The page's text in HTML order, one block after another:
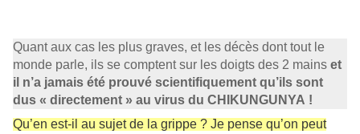
Quant aux cas les plus graves, et les décès dont tout le
monde parle, ils se comptent sur les doigts des 2 mains et
il n’a jamais été prouvé scientifiquement qu’ils sont
dus « directement » au virus du CHIKUNGUNYA !
Qu’en est-il au sujet de la grippe ? Je pense qu’on peut